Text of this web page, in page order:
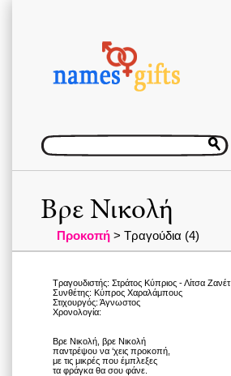
Βρε Νικολή
Προκοπή > Τραγούδια (4)
Τραγουδιστής: Στράτος Κύπριος - Λίτσα Ζανέτ
Συνθέτης: Κύπρος Χαραλάμπους
Στιχουργός: Άγνωστος
Χρονολογία:
Βρε Νικολή, βρε Νικολή
παντρέψου να ‘χεις προκοπή,
με τις μικρές που έμπλεξες
τα φράγκα θα σου φάνε.